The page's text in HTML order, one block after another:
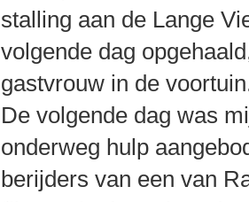
stalling aan de Lange
volgende dag
gastvrouw in de
De volgende dag was
onderweg hulp
berijders van een van